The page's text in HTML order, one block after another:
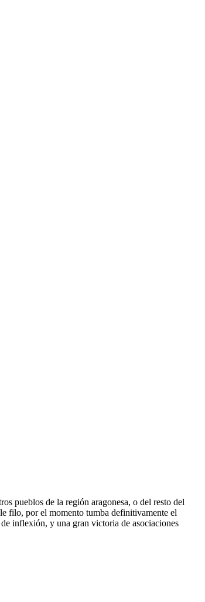
pueblos de la región aragonesa, o del resto del
filo, por el momento tumba definitivamente el
inflexión, y una gran victoria de asociaciones